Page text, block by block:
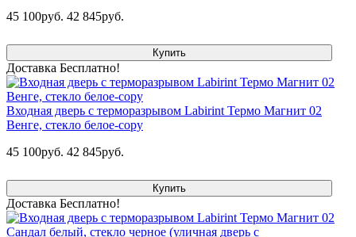
45 100руб. 42 845руб.
Купить
Доставка Бесплатно!
Входная дверь с терморазрывом Labirint Термо Магнит 02
Венге, стекло белое-copy
45 100руб. 42 845руб.
Купить
Доставка Бесплатно!